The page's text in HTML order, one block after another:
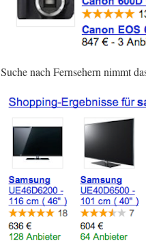
Suche nach Fernsehern nimmt